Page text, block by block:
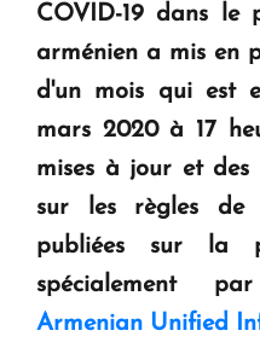
KASA : 30 ans
en Arménie
Le premier hôtel
ouvrira ses portes à
COVID-19 dans le
arménien a mis en
d'un mois qui est
mars 2020 à 17
mises à jour et des
sur les règles de
publiées sur la
spécialement
Armenian Unified